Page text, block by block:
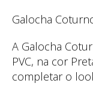
Galocha
A Galocha
PVC, na cor
completar o